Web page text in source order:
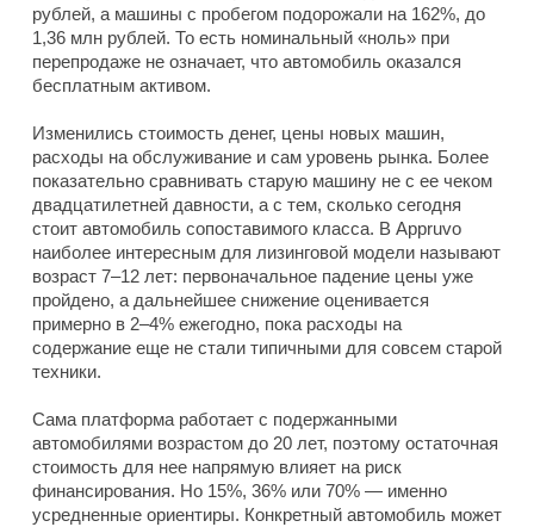
рублей, а машины с пробегом подорожали на 162%, до
1,36 млн рублей. То есть номинальный «ноль» при
перепродаже не означает, что автомобиль оказался
бесплатным активом.
Изменились стоимость денег, цены новых машин,
расходы на обслуживание и сам уровень рынка. Более
показательно сравнивать старую машину не с ее чеком
двадцатилетней давности, а с тем, сколько сегодня
стоит автомобиль сопоставимого класса. В Appruvo
наиболее интересным для лизинговой модели называют
возраст 7–12 лет: первоначальное падение цены уже
пройдено, а дальнейшее снижение оценивается
примерно в 2–4% ежегодно, пока расходы на
содержание еще не стали типичными для совсем старой
техники.
Сама платформа работает с подержанными
автомобилями возрастом до 20 лет, поэтому остаточная
стоимость для нее напрямую влияет на риск
финансирования. Но 15%, 36% или 70% — именно
усредненные ориентиры. Конкретный автомобиль может